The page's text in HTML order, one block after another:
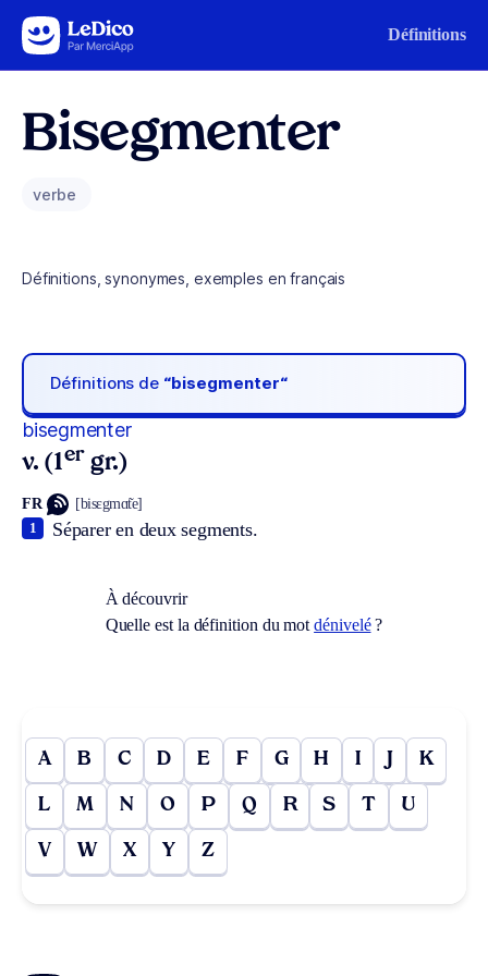
Aller au contenu Définitions
Bisegmenter
verbe
Définitions, synonymes, exemples en français
Définitions de “bisegmenter“
bisegmenter
v. (1er gr.)
FR [bisɛgmɑ̃te]
Séparer en deux segments.
1
À découvrir
Quelle est la définition du motdénivelé?
A B C D E F G H I J K
L M N O P Q R S T U
V W X Y Z